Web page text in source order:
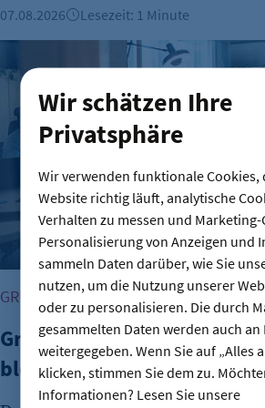
Wir schätzen Ihre
Privatsphäre
Wir verwenden funktionale Cookies,
Website richtig läuft, analytische
Verhalten zu messen und
Personalisierung von Anzeigen und
sammeln Daten darüber, wie Sie
nutzen, um die Nutzung unserer
oder zu personalisieren. Die durch
gesammelten Daten werden auch
weitergegeben. Wenn Sie auf „Alles
klicken, stimmen Sie dem zu.
Informationen? Lesen Sie unsere
07.08.2026 Lesezeit: 1 Minute
Gründungszahlen steigen,
GRÜNDUNG
Gründungszahlen steigen,
bleibt größte Hürde